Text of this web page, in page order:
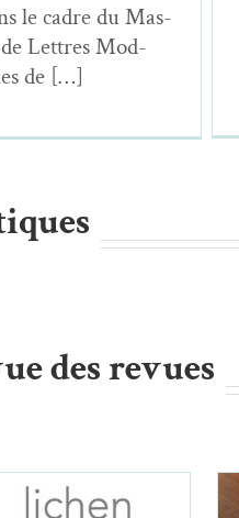
le cadre du Mas­
Let­tres Mod­
de […]
des revues